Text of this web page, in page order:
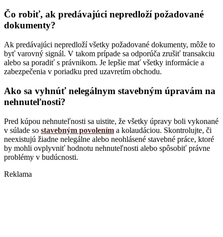
Čo robiť, ak predávajúci nepredloží požadované
dokumenty?
Ak predávajúci nepredloží všetky požadované dokumenty, môže to
byť varovný signál. V takom prípade sa odporúča zrušiť transakciu
alebo sa poradiť s právnikom. Je lepšie mať všetky informácie a
zabezpečenia v poriadku pred uzavretím obchodu.
Ako sa vyhnúť nelegálnym stavebným úpravám na
nehnuteľnosti?
Pred kúpou nehnuteľnosti sa uistite, že všetky úpravy boli vykonané
v súlade so stavebným povolením a kolaudáciou. Skontrolujte, či
neexistujú žiadne nelegálne alebo neohlásené stavebné práce, ktoré
by mohli ovplyvniť hodnotu nehnuteľnosti alebo spôsobiť právne
problémy v budúcnosti.
Reklama